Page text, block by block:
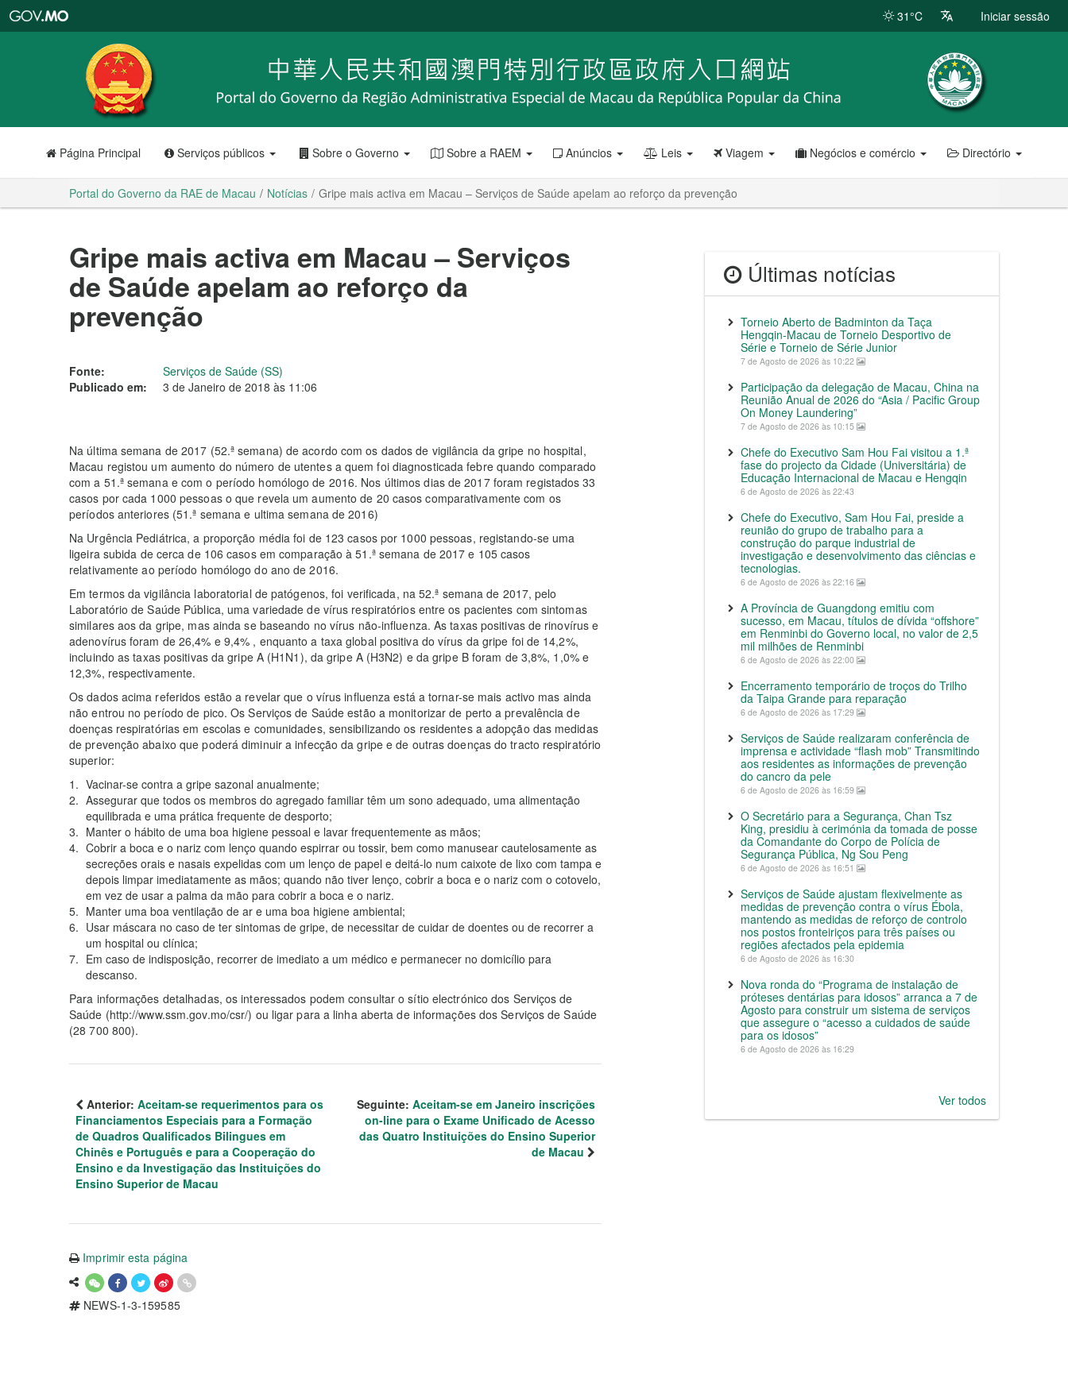
RAE
de
Macau
31°C Iniciar sessão
Página Principal Serviços públicos Sobre o Governo Sobre a RAEM Anúncios Leis Viagem Negócios e comércio Directório
Portal do Governo da RAE de Macau Notícias Gripe mais activa em Macau – Serviços de Saúde apelam ao reforço da prevenção
Gripe mais activa em Macau – Serviços
de Saúde apelam ao reforço da
prevenção
Fonte:
Serviços de Saúde (SS)
Publicado em:
3 de Janeiro de 2018 às 11:06
Na última semana de 2017 (52.ª semana) de acordo com os dados de vigilância da gripe no hospital,
Macau registou um aumento do número de utentes a quem foi diagnosticada febre quando comparado
com a 51.ª semana e com o período homólogo de 2016. Nos últimos dias de 2017 foram registados 33
casos por cada 1000 pessoas o que revela um aumento de 20 casos comparativamente com os
períodos anteriores (51.ª semana e ultima semana de 2016)
Na Urgência Pediátrica, a proporção média foi de 123 casos por 1000 pessoas, registando-se uma
ligeira subida de cerca de 106 casos em comparação à 51.ª semana de 2017 e 105 casos
relativamente ao período homólogo do ano de 2016.
Em termos da vigilância laboratorial de patógenos, foi verificada, na 52.ª semana de 2017, pelo
Laboratório de Saúde Pública, uma variedade de vírus respiratórios entre os pacientes com sintomas
similares aos da gripe, mas ainda se baseando no vírus não-influenza. As taxas positivas de rinovírus e
adenovírus foram de 26,4% e 9,4% , enquanto a taxa global positiva do vírus da gripe foi de 14,2%,
incluindo as taxas positivas da gripe A (H1N1), da gripe A (H3N2) e da gripe B foram de 3,8%, 1,0% e
12,3%, respectivamente.
Os dados acima referidos estão a revelar que o vírus influenza está a tornar-se mais activo mas ainda
não entrou no período de pico. Os Serviços de Saúde estão a monitorizar de perto a prevalência de
doenças respiratórias em escolas e comunidades, sensibilizando os residentes a adopção das medidas
de prevenção abaixo que poderá diminuir a infecção da gripe e de outras doenças do tracto respiratório
superior:
Vacinar-se contra a gripe sazonal anualmente;
Assegurar que todos os membros do agregado familiar têm um sono adequado, uma alimentação
equilibrada e uma prática frequente de desporto;
Manter o hábito de uma boa higiene pessoal e lavar frequentemente as mãos;
Cobrir a boca e o nariz com lenço quando espirrar ou tossir, bem como manusear cautelosamente as
secreções orais e nasais expelidas com um lenço de papel e deitá-lo num caixote de lixo com tampa e
depois limpar imediatamente as mãos; quando não tiver lenço, cobrir a boca e o nariz com o cotovelo,
em vez de usar a palma da mão para cobrir a boca e o nariz.
Manter uma boa ventilação de ar e uma boa higiene ambiental;
Usar máscara no caso de ter sintomas de gripe, de necessitar de cuidar de doentes ou de recorrer a
um hospital ou clínica;
Em caso de indisposição, recorrer de imediato a um médico e permanecer no domicílio para
descanso.
Para informações detalhadas, os interessados podem consultar o sítio electrónico dos Serviços de
Saúde (http://www.ssm.gov.mo/csr/) ou ligar para a linha aberta de informações dos Serviços de Saúde
(28 700 800).
Anterior: Aceitam-se requerimentos para os
Financiamentos Especiais para a Formação
de Quadros Qualificados Bilingues em
Chinês e Português e para a Cooperação do
Ensino e da Investigação das Instituições do
Ensino Superior de Macau
Seguinte: Aceitam-se em Janeiro inscrições
on-line para o Exame Unificado de Acesso
das Quatro Instituições do Ensino Superior
de Macau
Imprimir esta página
NEWS-1-3-159585
Últimas notícias
Torneio Aberto de Badminton da Taça
Hengqin-Macau de Torneio Desportivo de
Série e Torneio de Série Junior
7 de Agosto de 2026 às 10:22
Participação da delegação de Macau, China na
Reunião Anual de 2026 do “Asia / Pacific Group
On Money Laundering”
7 de Agosto de 2026 às 10:15
Chefe do Executivo Sam Hou Fai visitou a 1.ª
fase do projecto da Cidade (Universitária) de
Educação Internacional de Macau e Hengqin
6 de Agosto de 2026 às 22:43
Chefe do Executivo, Sam Hou Fai, preside a
reunião do grupo de trabalho para a
construção do parque industrial de
investigação e desenvolvimento das ciências e
tecnologias.
6 de Agosto de 2026 às 22:16
A Província de Guangdong emitiu com
sucesso, em Macau, títulos de dívida “offshore”
em Renminbi do Governo local, no valor de 2,5
mil milhões de Renminbi
6 de Agosto de 2026 às 22:00
Encerramento temporário de troços do Trilho
da Taipa Grande para reparação
6 de Agosto de 2026 às 17:29
Serviços de Saúde realizaram conferência de
imprensa e actividade “flash mob” Transmitindo
aos residentes as informações de prevenção
do cancro da pele
6 de Agosto de 2026 às 16:59
O Secretário para a Segurança, Chan Tsz
King, presidiu à cerimónia da tomada de posse
da Comandante do Corpo de Polícia de
Segurança Pública, Ng Sou Peng
6 de Agosto de 2026 às 16:51
Serviços de Saúde ajustam flexivelmente as
medidas de prevenção contra o vírus Ébola,
mantendo as medidas de reforço de controlo
nos postos fronteiriços para três países ou
regiões afectados pela epidemia
6 de Agosto de 2026 às 16:30
Nova ronda do “Programa de instalação de
próteses dentárias para idosos” arranca a 7 de
Agosto para construir um sistema de serviços
que assegure o “acesso a cuidados de saúde
para os idosos”
6 de Agosto de 2026 às 16:29
Ver todos